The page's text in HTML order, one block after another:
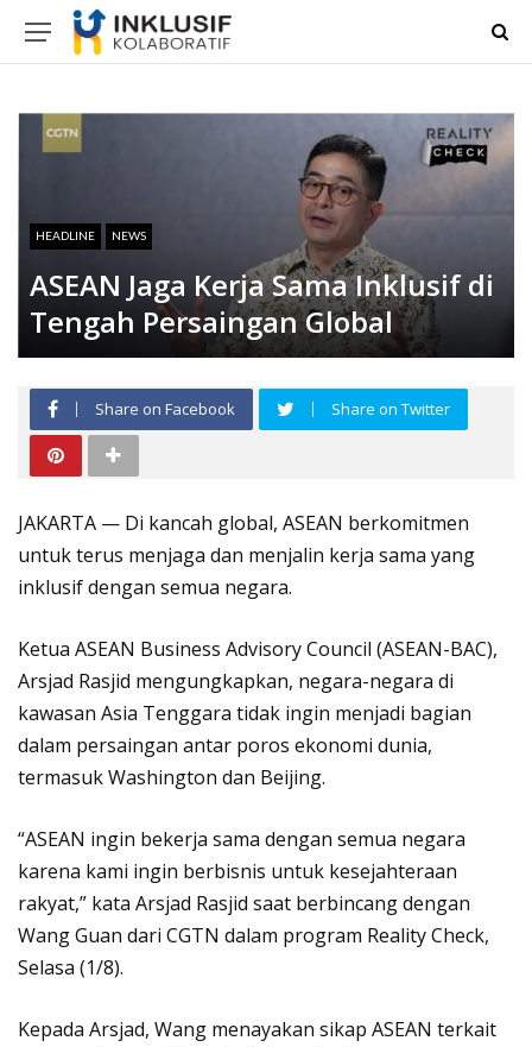
HEADLINE NEWS
ASEAN Jaga Kerja Sama Inklusif di
Tengah Persaingan Global
Share on Facebook Share on Twitter
JAKARTA — Di kancah global, ASEAN berkomitmen
untuk terus menjaga dan menjalin kerja sama yang
inklusif dengan semua negara.
Ketua ASEAN Business Advisory Council (ASEAN-BAC),
Arsjad Rasjid mengungkapkan, negara-negara di
kawasan Asia Tenggara tidak ingin menjadi bagian
dalam persaingan antar poros ekonomi dunia,
termasuk Washington dan Beijing.
“ASEAN ingin bekerja sama dengan semua negara
karena kami ingin berbisnis untuk kesejahteraan
rakyat,” kata Arsjad Rasjid saat berbincang dengan
Wang Guan dari CGTN dalam program Reality Check,
Selasa (1/8).
Kepada Arsjad, Wang menayakan sikap ASEAN terkait